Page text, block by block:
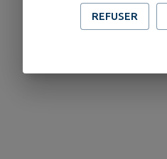
REFUSER